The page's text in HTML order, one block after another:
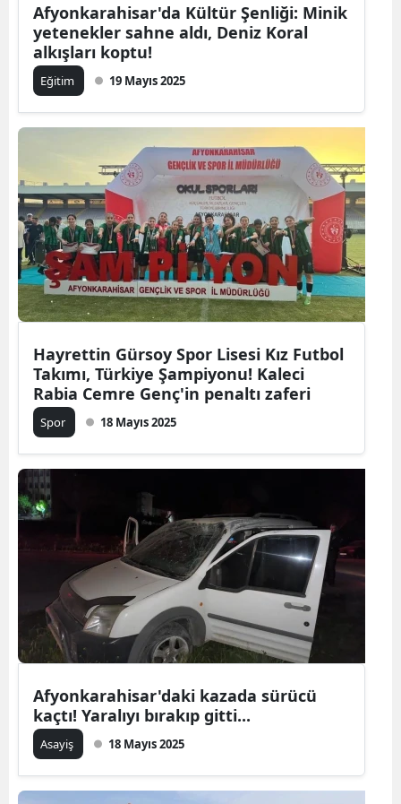
Afyonkarahisar'da Kültür Şenliği: Minik
yetenekler sahne aldı, Deniz Koral
alkışları koptu!
Eğitim 19 Mayıs 2025
Hayrettin Gürsoy Spor Lisesi Kız Futbol
Takımı, Türkiye Şampiyonu! Kaleci
Rabia Cemre Genç'in penaltı zaferi
Spor 18 Mayıs 2025
Afyonkarahisar'daki kazada sürücü
kaçtı! Yaralıyı bırakıp gitti...
Asayiş 18 Mayıs 2025